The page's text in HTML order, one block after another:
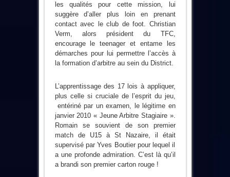
les qualités pour cette mission, lui
suggère d’aller plus loin en prenant
contact avec le club de foot. Christian
Verm, alors président du TFC,
encourage le teenager et entame les
démarches pour lui permettre l’accès à
la formation d’arbitre au sein du District.
L’apprentissage des 17 lois à appliquer,
plus celle si cruciale de l’esprit du jeu,
entériné par un examen, le légitime en
janvier 2010 « Jeune Arbitre Stagiaire ».
Romain se souvient de son premier
match de U15 à St Nazaire, il était
supervisé par Yves Boutier pour lequel il
a une profonde admiration. C’est là qu’il
a brandi son premier carton rouge !